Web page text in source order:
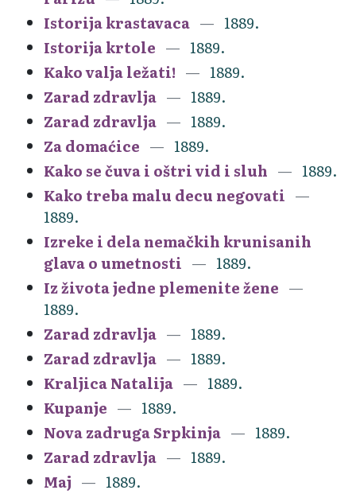
Istorija krastavaca
1889.
Istorija krtole
1889.
Kako valja ležati!
1889.
Zarad zdravlja
1889.
Zarad zdravlja
1889.
Za domaćice
1889.
Kako se čuva i oštri vid i sluh
1889.
Kako treba malu decu negovati
1889.
Izreke i dela nemačkih krunisanih
glava o umetnosti
1889.
Iz života jedne plemenite žene
1889.
Zarad zdravlja
1889.
Zarad zdravlja
1889.
Kraljica Natalija
1889.
Kupanje
1889.
Nova zadruga Srpkinja
1889.
Zarad zdravlja
1889.
Maj
1889.